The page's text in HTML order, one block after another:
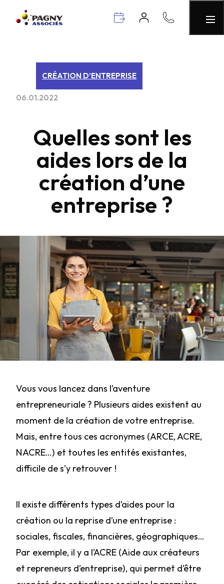
CRÉATION D’ENTREPRISE
06.01.2022
Quelles sont les
aides lors de la
création d’une
entreprise ?
Vous vous lancez dans l’aventure
entrepreneuriale ? Plusieurs aides existent au
moment de la création de votre entreprise.
Mais, entre tous ces acronymes (ARCE, ACRE,
NACRE…) et toutes les entités existantes,
difficile de s’y retrouver !
Il existe différents types d’aides pour la
création ou la reprise d’une entreprise :
sociales, fiscales, financières, géographiques…
Par exemple, il y a l’ACRE (Aide aux créateurs
et repreneurs d’entreprise), qui permet d’être